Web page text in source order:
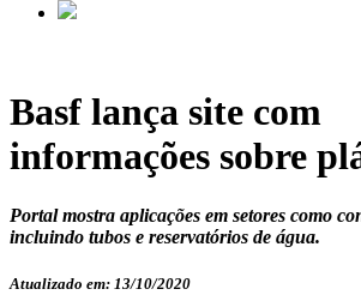
Basf lança site com
informações sobre
Portal mostra aplicações em setores como
incluindo tubos e reservatórios de água.
Atualizado em: 13/10/2020